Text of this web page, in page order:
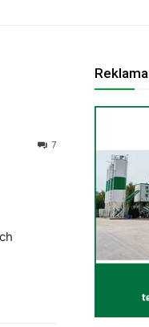
7
Reklama